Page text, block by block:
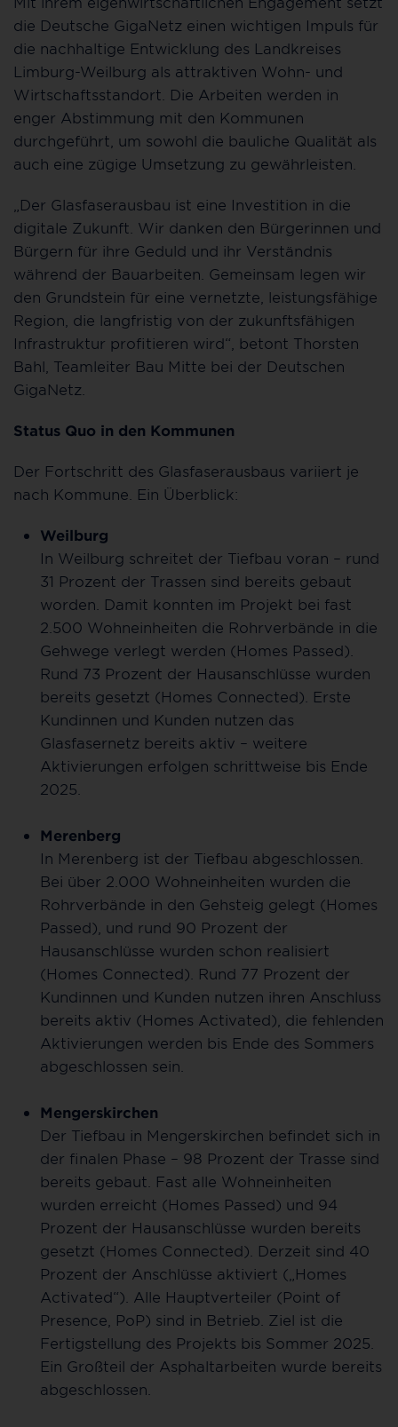
die Deutsche GigaNetz einen wichtigen Impuls für
die nachhaltige Entwicklung des Landkreises
Limburg-Weilburg als attraktiven Wohn- und
Wirtschaftsstandort. Die Arbeiten werden in
enger Abstimmung mit den Kommunen
durchgeführt, um sowohl die bauliche Qualität als
auch eine zügige Umsetzung zu gewährleisten.
„Der Glasfaserausbau ist eine Investition in die
digitale Zukunft. Wir danken den Bürgerinnen und
Bürgern für ihre Geduld und ihr Verständnis
während der Bauarbeiten. Gemeinsam legen wir
den Grundstein für eine vernetzte, leistungsfähige
Region, die langfristig von der zukunftsfähigen
Infrastruktur profitieren wird“, betont Thorsten
Bahl, Teamleiter Bau Mitte bei der Deutschen
GigaNetz.
Status Quo in den Kommunen
Der Fortschritt des Glasfaserausbaus variiert je
nach Kommune. Ein Überblick:
Weilburg
In Weilburg schreitet der Tiefbau voran – rund
31 Prozent der Trassen sind bereits gebaut
worden. Damit konnten im Projekt bei fast
2.500 Wohneinheiten die Rohrverbände in die
Gehwege verlegt werden (Homes Passed).
Rund 73 Prozent der Hausanschlüsse wurden
bereits gesetzt (Homes Connected). Erste
Kundinnen und Kunden nutzen das
Glasfasernetz bereits aktiv – weitere
Aktivierungen erfolgen schrittweise bis Ende
2025.
Merenberg
In Merenberg ist der Tiefbau abgeschlossen.
Bei über 2.000 Wohneinheiten wurden die
Rohrverbände in den Gehsteig gelegt (Homes
Passed), und rund 90 Prozent der
Hausanschlüsse wurden schon realisiert
(Homes Connected). Rund 77 Prozent der
Kundinnen und Kunden nutzen ihren Anschluss
bereits aktiv (Homes Activated), die fehlenden
Aktivierungen werden bis Ende des Sommers
abgeschlossen sein.
Mengerskirchen
Der Tiefbau in Mengerskirchen befindet sich in
der finalen Phase – 98 Prozent der Trasse sind
bereits gebaut. Fast alle Wohneinheiten
wurden erreicht (Homes Passed) und 94
Prozent der Hausanschlüsse wurden bereits
gesetzt (Homes Connected). Derzeit sind 40
Prozent der Anschlüsse aktiviert („Homes
Activated“). Alle Hauptverteiler (Point of
Presence, PoP) sind in Betrieb. Ziel ist die
Fertigstellung des Projekts bis Sommer 2025.
Ein Großteil der Asphaltarbeiten wurde bereits
abgeschlossen.